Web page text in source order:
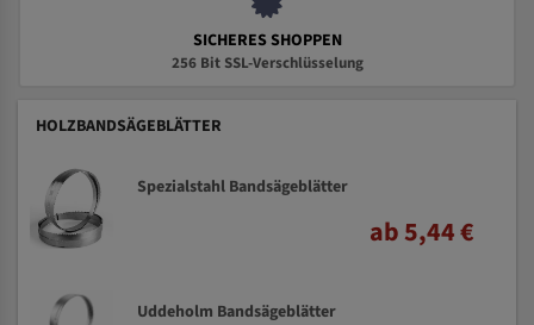
SICHERES SHOPPEN
256 Bit SSL-Verschlüsselung
HOLZBANDSÄGEBLÄTTER
Spezialstahl Bandsägeblätter
ab 5,44 €
Uddeholm Bandsägeblätter